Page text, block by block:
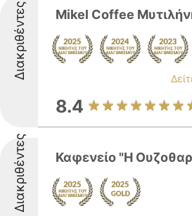
Διακριθέντες Mikel Coffee
8.4
Διακριθέντες Καφενείο "Η